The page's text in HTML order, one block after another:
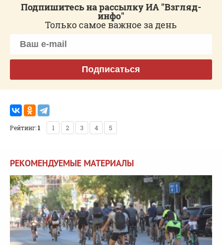
Подпишитесь на рассылку ИА "Взгляд-
инфо"
Только самое важное за день
Подписаться
Рейтинг:1 1 2 3 4 5
РЕКОМЕНДУЕМЫЕ МАТЕРИАЛЫ